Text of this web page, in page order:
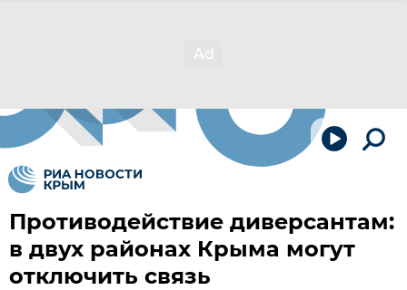
Противодействие диверсантам:
в двух районах Крыма могут
отключить связь